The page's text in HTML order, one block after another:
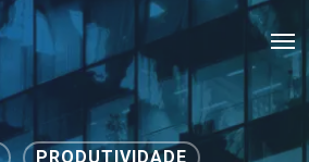
PRODUTIVIDADE